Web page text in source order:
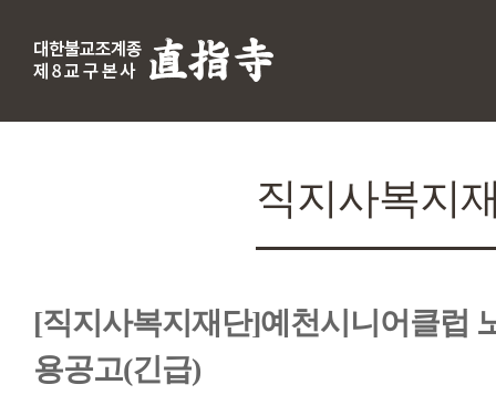
직지사복지
[직지사복지재단]예천시니어클럽
용공고(긴급)